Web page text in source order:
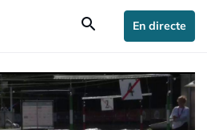
search En directe